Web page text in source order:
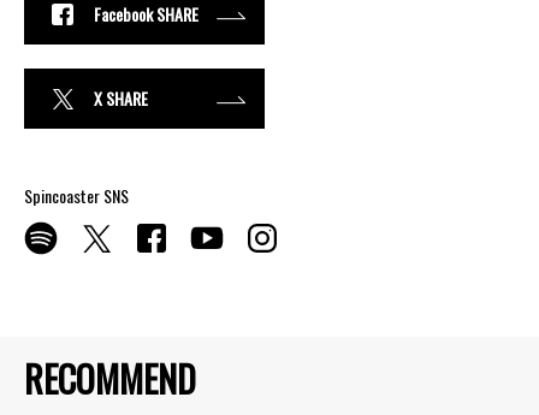
RECOMMEND
Facebook SHARE
X SHARE
Spincoaster SNS